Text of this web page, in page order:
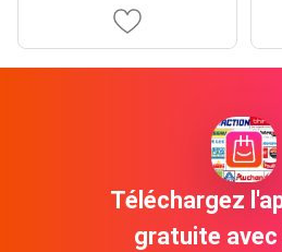
Téléchargez
gratuite